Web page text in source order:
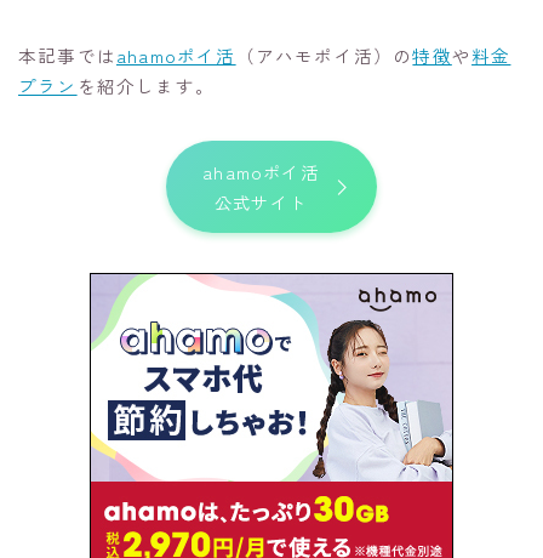
本記事ではahamoポイ活 （アハモポイ活）の特徴や料金
プラン を紹介します。
ahamoポイ活
公式サイト